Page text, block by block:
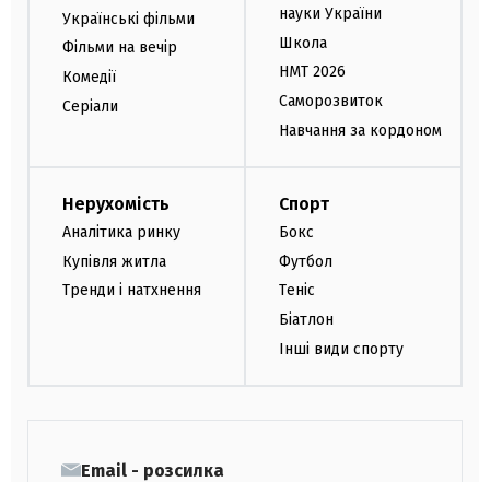
Українські фільми
Фільми на вечір
Комедії
Серіали
науки України
Школа
НМТ 2026
Саморозвиток
Навчання за кордоном
Нерухомість
Аналітика ринку
Купівля житла
Тренди і натхнення
Спорт
Бокс
Футбол
Теніс
Біатлон
Інші види спорту
Email - розсилка